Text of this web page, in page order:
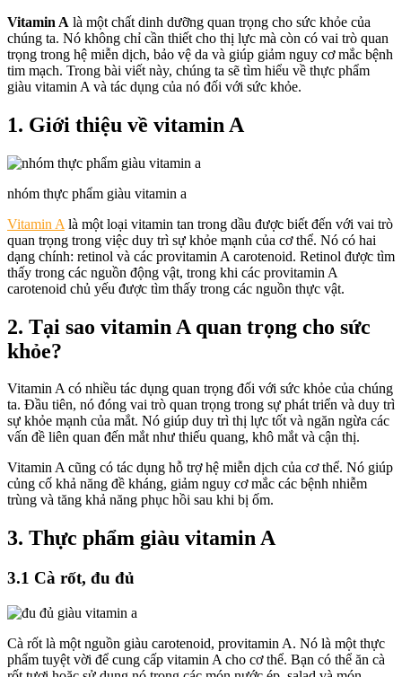
Vitamin A là một chất dinh dưỡng quan trọng cho sức khỏe của
chúng ta. Nó không chỉ cần thiết cho thị lực mà còn có vai trò quan
trọng trong hệ miễn dịch, bảo vệ da và giúp giảm nguy cơ mắc bệnh
tim mạch. Trong bài viết này, chúng ta sẽ tìm hiểu về thực phẩm
giàu vitamin A và tác dụng của nó đối với sức khỏe.
1. Giới thiệu về vitamin A
nhóm thực phẩm giàu vitamin a
Vitamin A là một loại vitamin tan trong dầu được biết đến với vai trò
quan trọng trong việc duy trì sự khỏe mạnh của cơ thể. Nó có hai
dạng chính: retinol và các provitamin A carotenoid. Retinol được tìm
thấy trong các nguồn động vật, trong khi các provitamin A
carotenoid chủ yếu được tìm thấy trong các nguồn thực vật.
2. Tại sao vitamin A quan trọng cho sức
khỏe?
Vitamin A có nhiều tác dụng quan trọng đối với sức khỏe của chúng
ta. Đầu tiên, nó đóng vai trò quan trọng trong sự phát triển và duy trì
sự khỏe mạnh của mắt. Nó giúp duy trì thị lực tốt và ngăn ngừa các
vấn đề liên quan đến mắt như thiếu quang, khô mắt và cận thị.
Vitamin A cũng có tác dụng hỗ trợ hệ miễn dịch của cơ thể. Nó giúp
củng cố khả năng đề kháng, giảm nguy cơ mắc các bệnh nhiễm
trùng và tăng khả năng phục hồi sau khi bị ốm.
3. Thực phẩm giàu vitamin A
3.1 Cà rốt, đu đủ
Cà rốt là một nguồn giàu carotenoid, provitamin A. Nó là một thực
phẩm tuyệt vời để cung cấp vitamin A cho cơ thể. Bạn có thể ăn cà